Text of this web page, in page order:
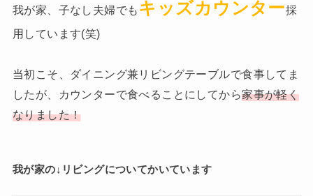
我が家、子なし夫婦でも キッズカウンター採
用しています(笑)
当初こそ、ダイニング兼リビングテーブルで食事してま
したが、カウンターで食べることにしてから家事が軽く
なりました！
我が家の↓リビングについてかいています